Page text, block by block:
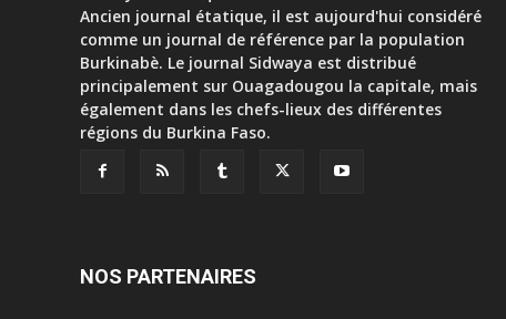
Ancien journal étatique, il est aujourd'hui considéré
comme un journal de référence par la population
Burkinabè. Le journal Sidwaya est distribué
principalement sur Ouagadougou la capitale, mais
également dans les chefs-lieux des différentes
régions du Burkina Faso.
NOS PARTENAIRES